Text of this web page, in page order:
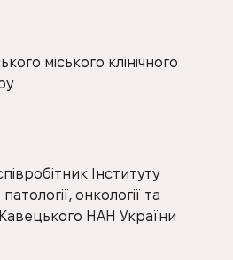
міського клінічного
Інституту
онкології та
Кавецького НАН України